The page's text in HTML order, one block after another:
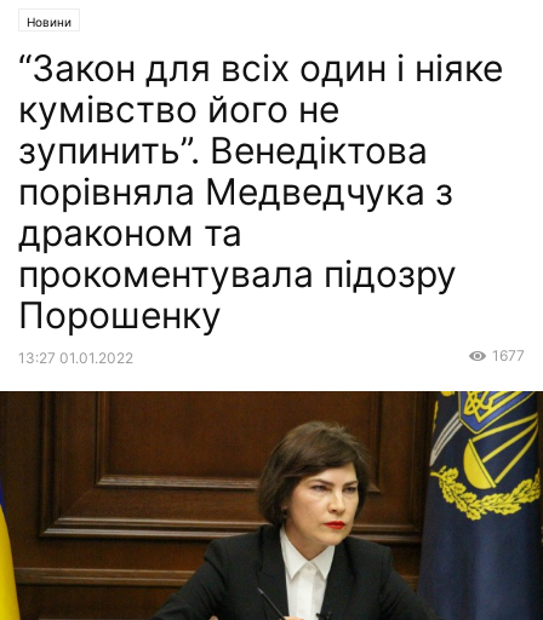
Новини
“Закон для всіх один і ніяке
кумівство його не
зупинить”. Венедіктова
порівняла Медведчука з
драконом та
прокоментувала підозру
Порошенку
13:27 01.01.2022 1677